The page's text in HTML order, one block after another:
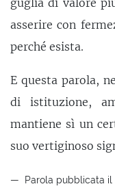
asserire con
perché esista.
E questa parola,
di istituzione,
mantiene sì un
suo vertiginoso
Parola pubblicata il